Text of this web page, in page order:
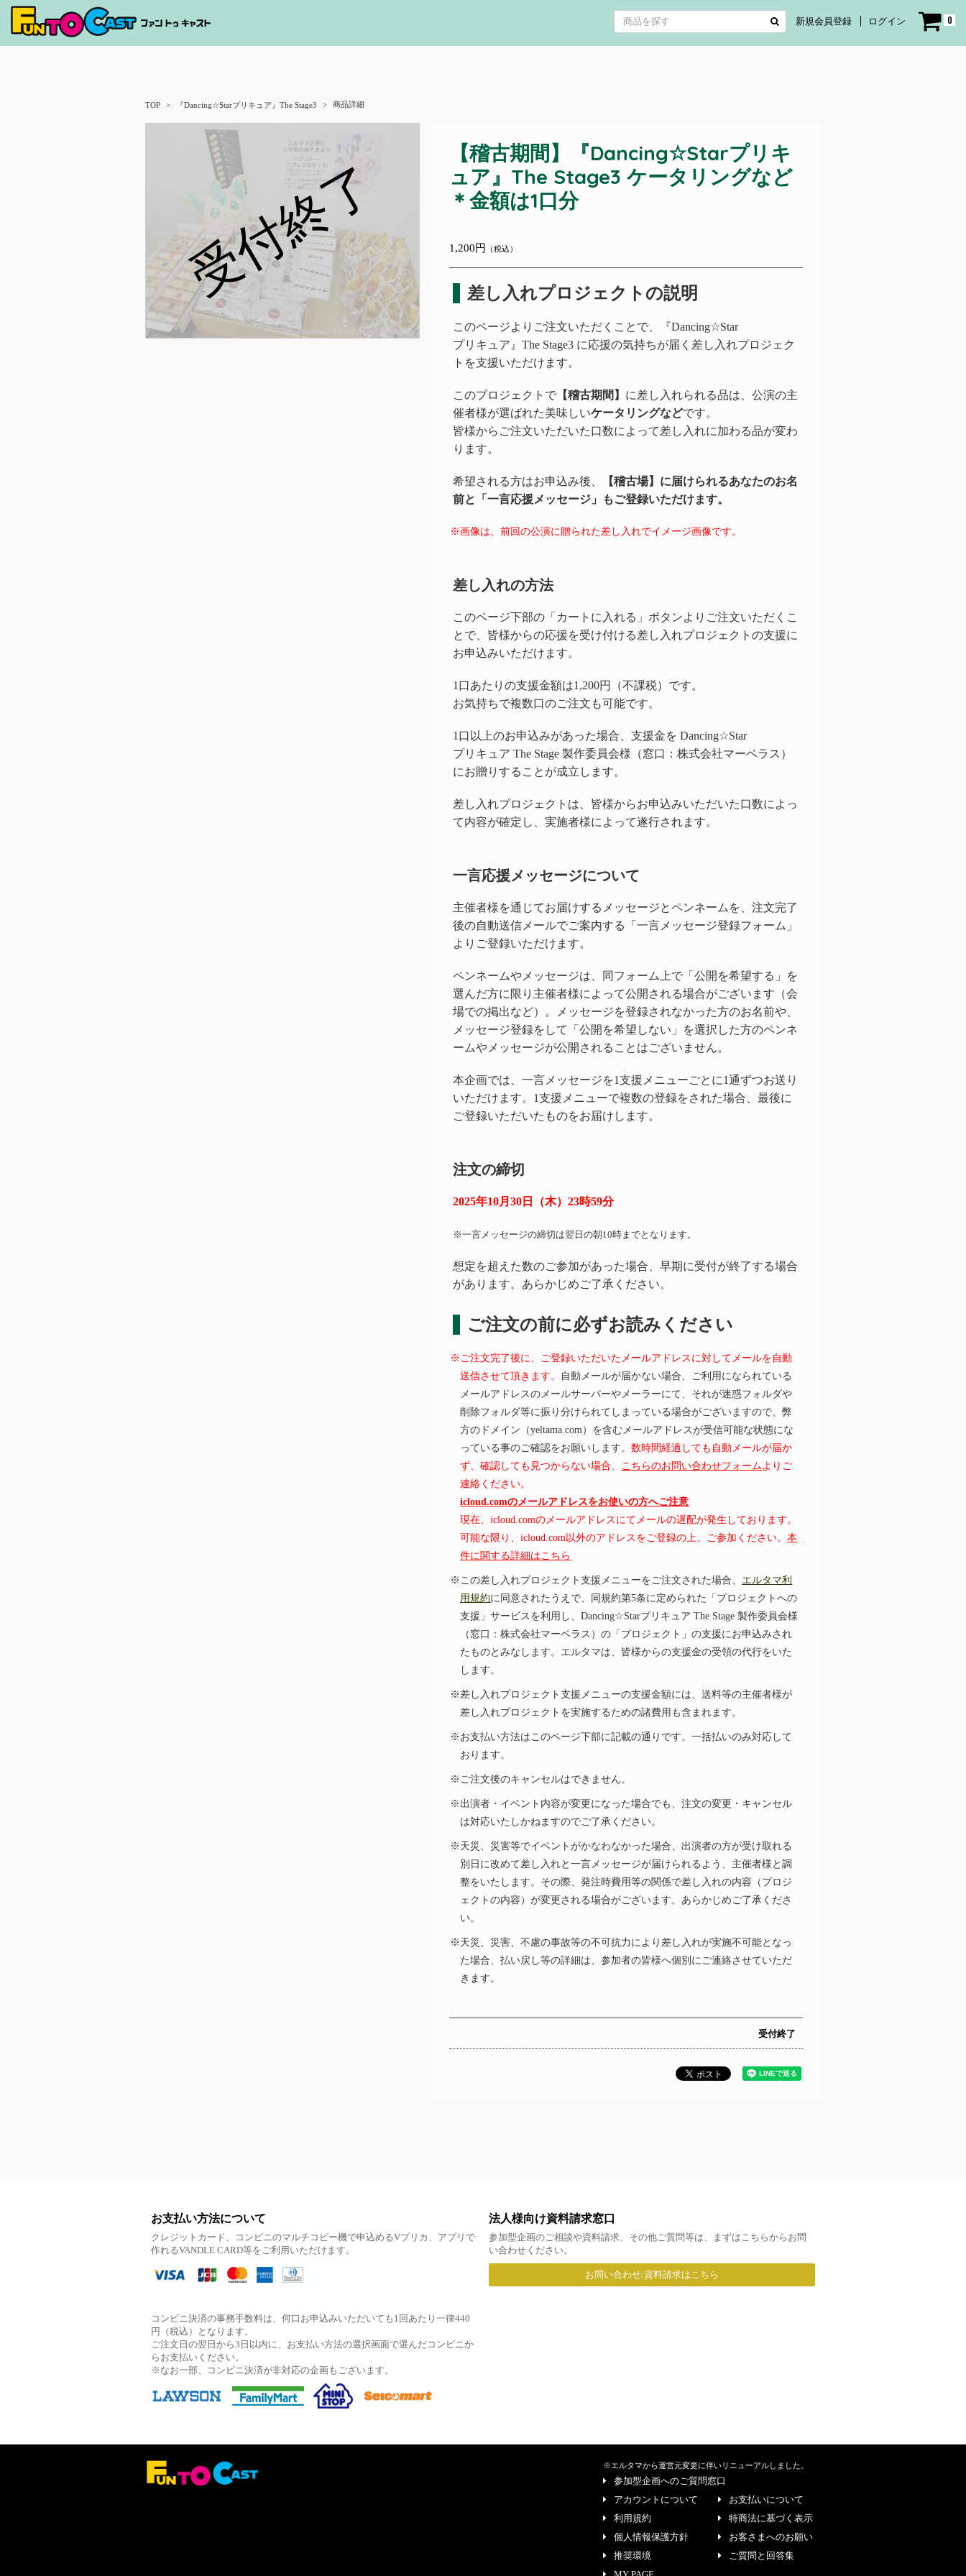
新規会員登録 ログイン 0
TOP 『Dancing☆Starプリキュア』The Stage3 商品詳細
受付終了
【稽古期間】『Dancing☆Starプリキ
ュア』The Stage3 ケータリングなど
＊金額は1口分
1,200円 （税込）
差し入れプロジェクトの説明
このページよりご注文いただくことで、 『Dancing☆Star
プリキュア』The Stage3 に応援の気持ちが届く差し入れプロジェク
トを支援いただけます。
このプロジェクトで 【稽古期間】 に差し入れられる品は、公演の主
催者様が選ばれた美味しいケータリングなどです。
皆様からご注文いただいた口数によって差し入れに加わる品が変わ
ります。
希望される方はお申込み後、
【稽古場】に届けられるあなたのお名
前と「一言応援メッセージ」もご登録いただけます。
※画像は、前回の公演に贈られた差し入れでイメージ画像です。
差し入れの方法
このページ下部の「カートに入れる」ボタンよりご注文いただくこ
とで、皆様からの応援を受け付ける差し入れプロジェクトの支援に
お申込みいただけます。
1口あたりの支援金額は1,200円（不課税）です。
お気持ちで複数口のご注文も可能です。
1口以上のお申込みがあった場合、支援金をDancing☆Star
プリキュアThe Stage 製作委員会様（窓口：株式会社マーベラス）
にお贈りすることが成立します。
差し入れプロジェクトは、皆様からお申込みいただいた口数によっ
て内容が確定し、実施者様によって遂行されます。
一言応援メッセージについて
主催者様を通じてお届けするメッセージとペンネームを、注文完了
後の自動送信メールでご案内する「一言メッセージ登録フォーム」
よりご登録いただけます。
ペンネームやメッセージは、同フォーム上で「公開を希望する」を
選んだ方に限り主催者様によって公開される場合がございます（会
場での掲出など）。メッセージを登録されなかった方のお名前や、
メッセージ登録をして「公開を希望しない」を選択した方のペンネ
ームやメッセージが公開されることはございません。
本企画では、一言メッセージを1支援メニューごとに1通ずつお送り
いただけます。1支援メニューで複数の登録をされた場合、最後に
ご登録いただいたものをお届けします。
注文の締切
2025年10月30日（木）23時59分
※一言メッセージの締切は翌日の朝10時までとなります。
想定を超えた数のご参加があった場合、早期に受付が終了する場合
があります。あらかじめご了承ください。
ご注文の前に必ずお読みください
※ご注文完了後に、ご登録いただいたメールアドレスに対してメールを自動
送信させて頂きます。
自動メールが届かない場合、ご利用になられている
メールアドレスのメールサーバーやメーラーにて、それが迷惑フォルダや
削除フォルダ等に振り分けられてしまっている場合がございますので、弊
方のドメイン（yeltama.com）を含むメールアドレスが受信可能な状態にな
っている事のご確認をお願いします。数時間経過しても自動メールが届か
ず、確認しても見つからない場合、
こちらのお問い合わせフォーム よりご
連絡ください。
icloud.comのメールアドレスをお使いの方へご注意
現在、icloud.comのメールアドレスにてメールの遅配が発生しております。
可能な限り、icloud.com以外のアドレスをご登録の上、ご参加ください。本
件に関する詳細はこちら
※この差し入れプロジェクト支援メニューをご注文された場合、 エルタマ利
用規約に同意されたうえで、同規約第5条に定められた「プロジェクトへの
支援」サービスを利用し、Dancing☆StarプリキュアThe Stage 製作委員会様
（窓口：株式会社マーベラス）の「プロジェクト」の支援にお申込みされ
たものとみなします。エルタマは、皆様からの支援金の受領の代行をいた
します。
※差し入れプロジェクト支援メニューの支援金額には、送料等の主催者様が
差し入れプロジェクトを実施するための諸費用も含まれます。
※お支払い方法はこのページ下部に記載の通りです。一括払いのみ対応して
おります。
※ご注文後のキャンセルはできません。
※出演者・イベント内容が変更になった場合でも、注文の変更・キャンセル
は対応いたしかねますのでご了承ください。
※天災、災害等でイベントがかなわなかった場合、出演者の方が受け取れる
別日に改めて差し入れと一言メッセージが届けられるよう、主催者様と調
整をいたします。その際、発注時費用等の関係で差し入れの内容（プロジ
ェクトの内容）が変更される場合がございます。あらかじめご了承くださ
い。
※天災、災害、不慮の事故等の不可抗力により差し入れが実施不可能となっ
た場合、払い戻し等の詳細は、参加者の皆様へ個別にご連絡させていただ
きます。
受付終了
お支払い方法について
クレジットカード、コンビニのマルチコピー機で申込めるVプリカ、アプリで
作れるVANDLE CARD等をご利用いただけます。
コンビニ決済の事務手数料は、何口お申込みいただいても1回あたり一律440
円（税込）となります。
ご注文日の翌日から3日以内に、お支払い方法の選択画面で選んだコンビニか
らお支払いください。
※なお一部、コンビニ決済が非対応の企画もございます。
法人様向け資料請求窓口
参加型企画のご相談や資料請求、その他ご質問等は、まずはこちらからお問
い合わせください。
お問い合わせ/資料請求はこちら
※エルタマから運営元変更に伴いリニューアルしました。
参加型企画へのご質問窓口
アカウントについて
お支払いについて
利用規約
特商法に基づく表示
個人情報保護方針
お客さまへのお願い
推奨環境
ご質問と回答集